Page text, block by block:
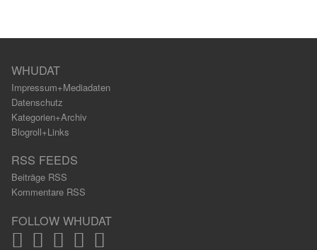
WHUDAT
Impressum+Mediadaten
Datenschutz
Kategorien+Archiv
Blogroll+Links
RSS FEEDS
Beiträge RSS
Kommentare RSS
FOLLOW WHUDAT